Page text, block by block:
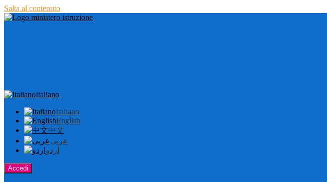
Salta al contenuto
Italiano
Italiano
English
中文
عربى
اردو
Accedi